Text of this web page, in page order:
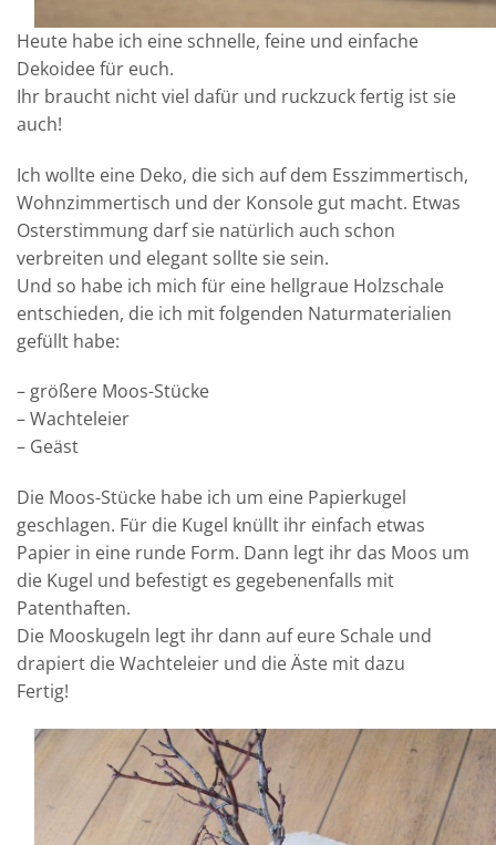
Heute habe ich eine schnelle, feine und einfache
Dekoidee für euch.
Ihr braucht nicht viel dafür und ruckzuck fertig ist sie
auch!
Ich wollte eine Deko, die sich auf dem Esszimmertisch,
Wohnzimmertisch und der Konsole gut macht. Etwas
Osterstimmung darf sie natürlich auch schon
verbreiten und elegant sollte sie sein.
Und so habe ich mich für eine hellgraue Holzschale
entschieden, die ich mit folgenden Naturmaterialien
gefüllt habe:
– größere Moos-Stücke
– Wachteleier
– Geäst
Die Moos-Stücke habe ich um eine Papierkugel
geschlagen. Für die Kugel knüllt ihr einfach etwas
Papier in eine runde Form. Dann legt ihr das Moos um
die Kugel und befestigt es gegebenenfalls mit
Patenthaften.
Die Mooskugeln legt ihr dann auf eure Schale und
drapiert die Wachteleier und die Äste mit dazu
Fertig!